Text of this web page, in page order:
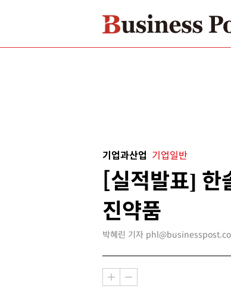
기업과산업 기업일반
[실적발표] 한
진약품
박혜린 기자